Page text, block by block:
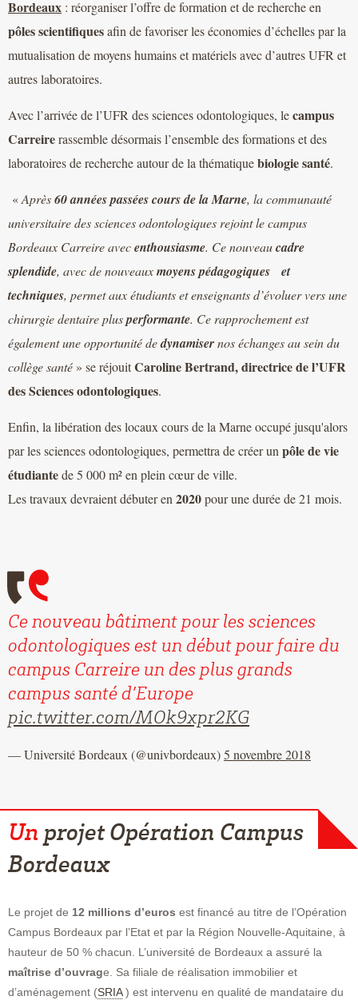
Bordeaux : réorganiser l’offre de formation et de recherche en
pôles scientifiquesafin de favoriser les économies d’échelles par la
mutualisation de moyens humains et matériels avec d’autres UFR et
autres laboratoires.
Avec l’arrivée de l’UFR des sciences odontologiques, lecampus
Carreirerassemble désormais l’ensemble des formations et des
laboratoires de recherche autour de la thématiquebiologie santé.
«Après60 années passées cours de la Marne, la communauté
universitaire des sciences odontologiques rejoint le campus
Bordeaux Carreire avecenthousiasme. Ce nouveaucadre
splendide, avec de nouveauxmoyens pédagogiques
et
techniques, permet aux étudiants et enseignants d’évoluer vers une
chirurgie dentaire plusperformante. Ce rapprochement est
également une opportunité dedynamisernos échanges au sein du
collège santé » se réjouitCaroline Bertrand, directrice de l’UFR
des Sciences odontologiques.
Enfin, la libération des locaux cours de la Marne occupé jusqu'alors
par les sciences odontologiques, permettra de créer un pôle de vie
étudiantede 5 000 m² en plein cœur de ville.
Les travaux devraient débuter en 2020pour une durée de 21 mois.
Ce nouveau bâtiment pour les sciences
odontologiques est un début pour faire du
campus Carreire un des plus grands
campus santé d’Europe
pic.twitter.com/MOk9xpr2KG
— Université Bordeaux (@univbordeaux)5 novembre 2018
Un projet Opération Campus
Bordeaux
Le projet de 12 millions d’euros est financé au titre de l’Opération
Campus Bordeaux par l’Etat et par la Région Nouvelle-Aquitaine, à
hauteur de 50 % chacun. L’université de Bordeaux a assuré la
maîtrise d’ouvrage. Sa filiale de réalisation immobilier et
d’aménagement (SRIA) est intervenu en qualité de mandataire du